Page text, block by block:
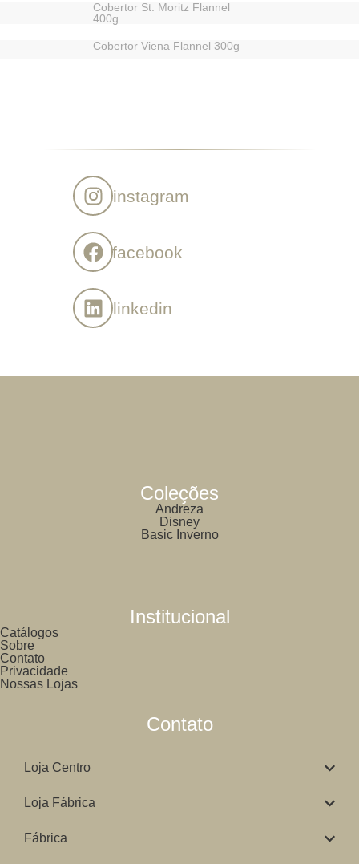
Cobertor St. Moritz Flannel
400g
Cobertor Viena Flannel 300g
instagram
facebook
linkedin
Coleções
Andreza
Disney
Basic Inverno
Institucional
Catálogos
Sobre
Contato
Privacidade
Nossas Lojas
Contato
Loja Centro
Loja Fábrica
Fábrica